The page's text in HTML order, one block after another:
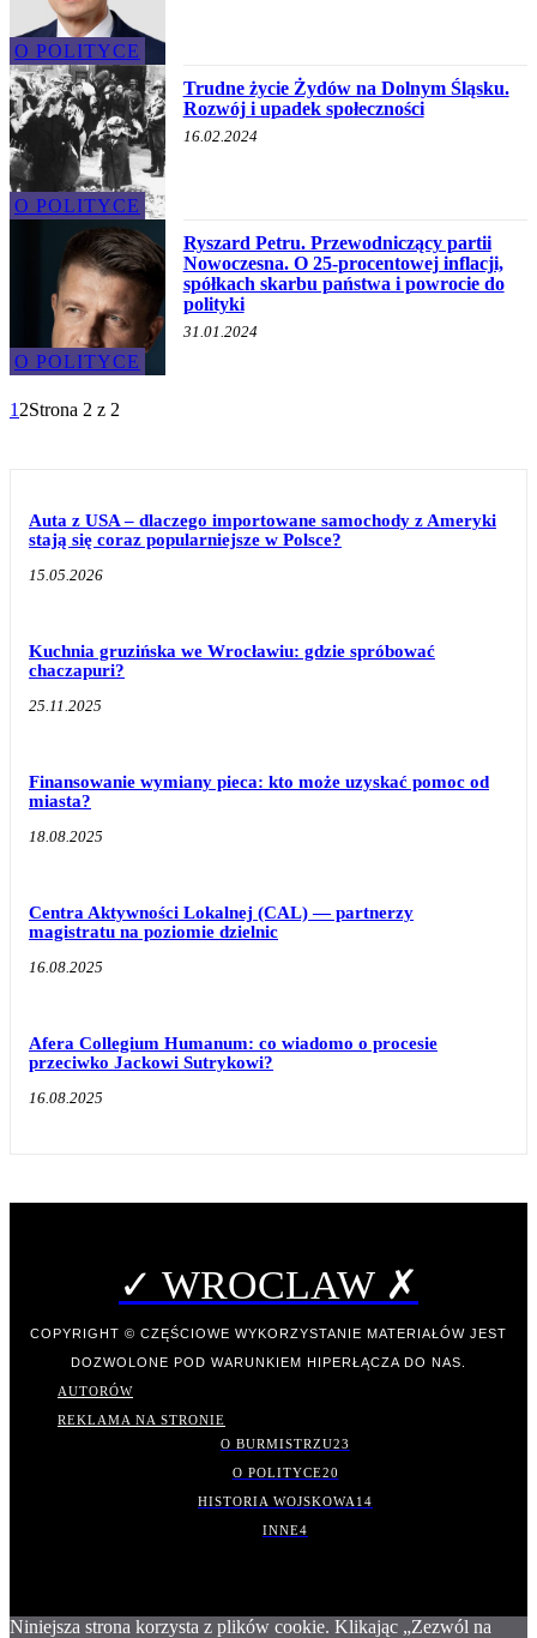
O POLITYCE
O POLITYCE
Trudne życie Żydów na Dolnym Śląsku.
Rozwój i upadek społeczności
16.02.2024
O POLITYCE
Ryszard Petru. Przewodniczący partii
Nowoczesna. O 25-procentowej inflacji,
spółkach skarbu państwa i powrocie do
polityki
31.01.2024
1 2Strona 2 z 2
Auta z USA – dlaczego importowane samochody z Ameryki
stają się coraz popularniejsze w Polsce?
15.05.2026
Kuchnia gruzińska we Wrocławiu: gdzie spróbować
chaczapuri?
25.11.2025
Finansowanie wymiany pieca: kto może uzyskać pomoc od
miasta?
18.08.2025
Centra Aktywności Lokalnej (CAL) — partnerzy
magistratu na poziomie dzielnic
16.08.2025
Afera Collegium Humanum: co wiadomo o procesie
przeciwko Jackowi Sutrykowi?
16.08.2025
✓ WROCLAW ✗
COPYRIGHT © CZĘŚCIOWE WYKORZYSTANIE MATERIAŁÓW JEST
DOZWOLONE POD WARUNKIEM HIPERŁĄCZA DO NAS.
AUTORÓW
REKLAMA NA STRONIE
O BURMISTRZU23
O POLITYCE20
HISTORIA WOJSKOWA 14
INNE4
Niniejsza strona korzysta z plików cookie. Klikając „Zezwól na